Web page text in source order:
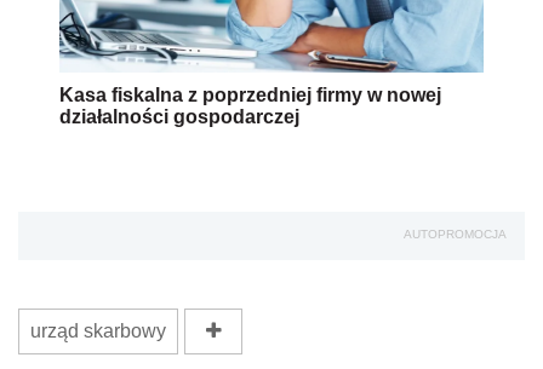
Kasa fiskalna z poprzedniej firmy w nowej
działalności gospodarczej
AUTOPROMOCJA
urząd skarbowy